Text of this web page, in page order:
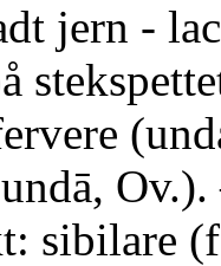
jern -
sibilare